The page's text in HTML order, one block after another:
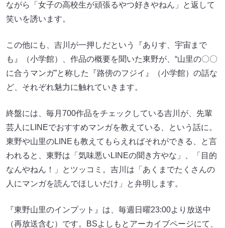
ながら「女子の高校生が頑張るやつ好きやねん」と返して
笑いを誘います。
この他にも、吉川が一押しだという『ありす、宇宙まで
も』（小学館）、作品の概要を聞いた東野が、“山里の〇〇
に合うマンガ”と称した『路傍のフジイ』（小学館）の話な
ど、それぞれ魅力に触れていきます。
終盤には、毎月700作品をチェックしている吉川が、先輩
芸人にLINEでおすすめマンガを教えている、という話に。
東野や山里のLINEも教えてもらえればそれができる、と言
われると、東野は「気味悪いLINEの聞き方やな」、「目的
なんやねん！」とツッコミ。吉川は「あくまでたくさんの
人にマンガを読んでほしいだけ」と弁明します。
『東野山里のインプット』は、毎週日曜23:00より放送中
（再放送含む）です。BSよしもとアーカイブページにて、